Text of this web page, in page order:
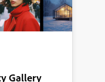
Gallery